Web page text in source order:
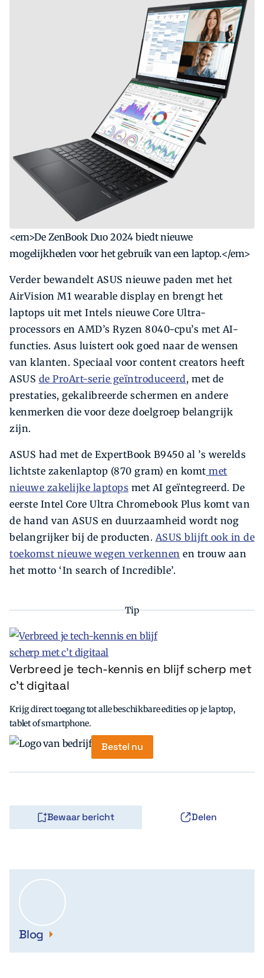
<em>De ZenBook Duo 2024 biedt nieuwe
mogelijkheden voor het gebruik van een laptop.</em>
Verder bewandelt ASUS nieuwe paden met het
AirVision M1 wearable display en brengt het
laptops uit met Intels nieuwe Core Ultra-
processors en AMD’s Ryzen 8040-cpu’s met AI-
functies. Asus luistert ook goed naar de wensen
van klanten. Speciaal voor content creators heeft
ASUS de ProArt-serie geïntroduceerd, met de
prestaties, gekalibreerde schermen en andere
kenmerken die voor deze doelgroep belangrijk
zijn.
ASUS had met de ExpertBook B9450 al ’s werelds
lichtste zakenlaptop (870 gram) en komt met
nieuwe zakelijke laptops met AI geïntegreerd. De
eerste Intel Core Ultra Chromebook Plus komt van
de hand van ASUS en duurzaamheid wordt nog
belangrijker bij de producten. ASUS blijft ook in de
toekomst nieuwe wegen verkennen en trouw aan
het motto ‘In search of Incredible’.
Tip
Verbreed je tech-kennis en blijf scherp met
c’t digitaal
Krijg direct toegang tot alle beschikbare edities op je laptop,
tablet of smartphone.
Bestel nu
Bewaar bericht Delen
Blog